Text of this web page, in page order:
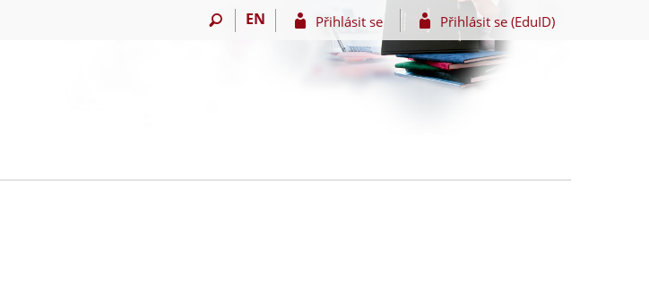
EN Přihlásit se Přihlásit se (EduID)